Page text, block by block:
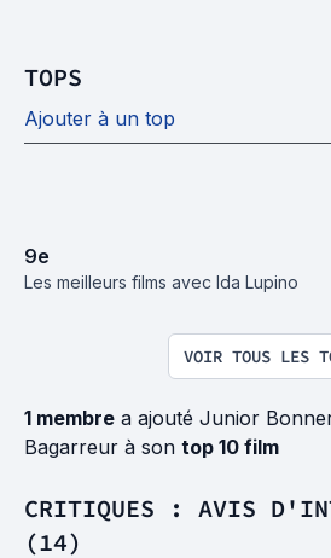
TOPS
Ajouter à un top
9e
Les meilleurs films avec Ida Lupino
VOIR TOUS LES
1 membre a ajouté Junior
Bagarreur à son top 10 film
CRITIQUES : AVIS
(14)